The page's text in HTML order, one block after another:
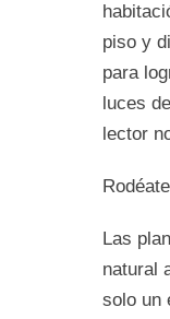
piso y
para
luces
lector
Las
natural
solo un